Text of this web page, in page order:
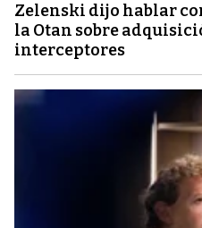
Zelenski dijo hablar
la Otan sobre
interceptores